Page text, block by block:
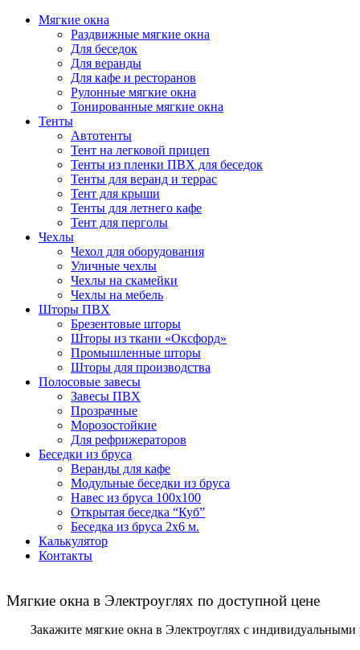
Мягкие окна
Раздвижные мягкие окна
Для беседок
Для веранды
Для кафе и ресторанов
Рулонные мягкие окна
Тонированные мягкие окна
Тенты
Автотенты
Тент на легковой прицеп
Тенты из пленки ПВХ для беседок
Тенты для веранд и террас
Тент для крыши
Тенты для летнего кафе
Тент для перголы
Чехлы
Чехол для оборудования
Уличные чехлы
Чехлы на скамейки
Чехлы на мебель
Шторы ПВХ
Брезентовые шторы
Шторы из ткани «Оксфорд»
Промышленные шторы
Шторы для производства
Полосовые завесы
Завесы ПВХ
Прозрачные
Морозостойкие
Для рефрижераторов
Беседки из бруса
Веранды для кафе
Модульные беседки из бруса
Навес из бруса 100х100
Открытая беседка “Куб”
Беседка из бруса 2х6 м.
Калькулятор
Контакты
Мягкие окна в Электроуглях по доступной цене
Закажите мягкие окна в Электроуглях с